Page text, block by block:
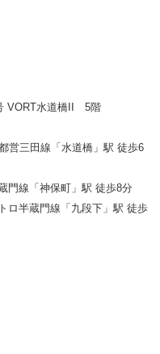
VORT水道橋II 5階
営三田線「水道橋」駅 徒歩6
門線「神保町」駅 徒歩8分
ロ半蔵門線「九段下」駅 徒歩